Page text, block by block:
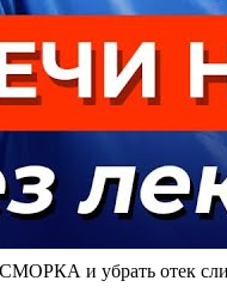
и убрать отек